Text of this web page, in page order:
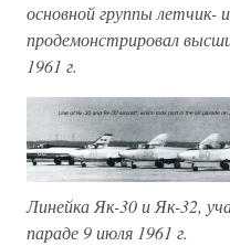
основной группы
продемонстрировал
1961 г.
Линейка Як-30 и Як-32,
параде 9 июля 1961 г.